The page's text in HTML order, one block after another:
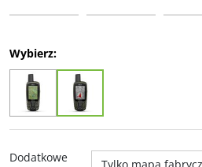
Wybierz:
Dodatkowe